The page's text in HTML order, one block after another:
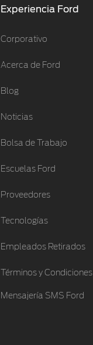
Experiencia Ford
Corporativo
Acerca de Ford
Blog
Noticias
Bolsa de Trabajo
Escuelas Ford
Proveedores
Tecnologías
Empleados Retirados
Términos y Condiciones
Mensajería SMS Ford